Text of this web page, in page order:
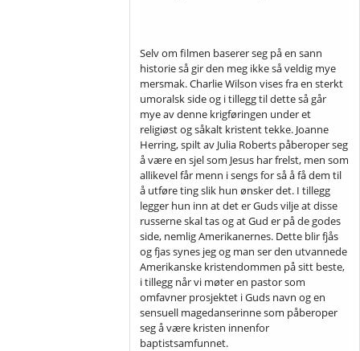
Selv om filmen baserer seg på en sann
historie så gir den meg ikke så veldig mye
mersmak. Charlie Wilson vises fra en sterkt
umoralsk side og i tillegg til dette så går
mye av denne krigføringen under et
religiøst og såkalt kristent tekke. Joanne
Herring, spilt av Julia Roberts påberoper seg
å være en sjel som Jesus har frelst, men som
allikevel får menn i sengs for så å få dem til
å utføre ting slik hun ønsker det. I tillegg
legger hun inn at det er Guds vilje at disse
russerne skal tas og at Gud er på de godes
side, nemlig Amerikanernes. Dette blir fjås
og fjas synes jeg og man ser den utvannede
Amerikanske kristendommen på sitt beste,
i tillegg når vi møter en pastor som
omfavner prosjektet i Guds navn og en
sensuell magedanserinne som påberoper
seg å være kristen innenfor
baptistsamfunnet.